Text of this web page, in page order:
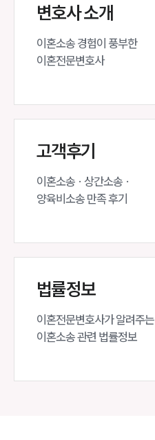
변호사 소개
이혼소송 경험이 풍부한
이혼전문변호사
고객후기
이혼소송 · 상간소송 ·
양육비소송 만족 후기
법률정보
이혼전문변호사가 알려주는
이혼소송 관련 법률정보